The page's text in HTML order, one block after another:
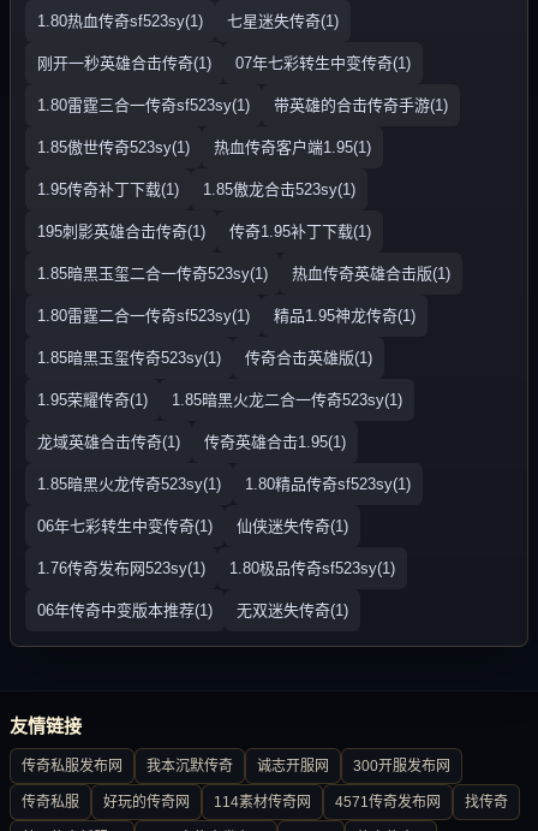
1.80热血传奇sf523sy(1) 七星迷失传奇(1)
刚开一秒英雄合击传奇(1) 07年七彩转生中变传奇(1)
1.80雷霆三合一传奇sf523sy(1) 带英雄的合击传奇手游(1)
1.85傲世传奇523sy(1) 热血传奇客户端1.95(1)
1.95传奇补丁下载(1) 1.85傲龙合击523sy(1)
195刺影英雄合击传奇(1) 传奇1.95补丁下载(1)
1.85暗黑玉玺二合一传奇523sy(1) 热血传奇英雄合击版(1)
1.80雷霆二合一传奇sf523sy(1) 精品1.95神龙传奇(1)
1.85暗黑玉玺传奇523sy(1) 传奇合击英雄版(1)
1.95荣耀传奇(1) 1.85暗黑火龙二合一传奇523sy(1)
龙域英雄合击传奇(1) 传奇英雄合击1.95(1)
1.85暗黑火龙传奇523sy(1) 1.80精品传奇sf523sy(1)
06年七彩转生中变传奇(1) 仙侠迷失传奇(1)
1.76传奇发布网523sy(1) 1.80极品传奇sf523sy(1)
06年传奇中变版本推荐(1) 无双迷失传奇(1)
友情链接
传奇私服发布网 我本沉默传奇 诚志开服网 300开服发布网
传奇私服 好玩的传奇网 114素材传奇网 4571传奇发布网 找传奇